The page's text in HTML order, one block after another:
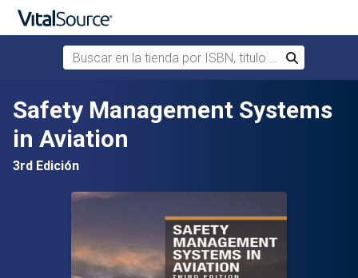
Saltar al contenido principal
Buscar en la tienda por ISBN, título o autor
Buscar
Safety Management Systems
in Aviation
3rd Edición